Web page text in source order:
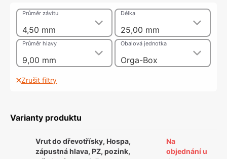
4,50 mm
Průměr závitu
25,00 mm
Délka
9,00 mm
Průměr hlavy
Orga-Box
Obalová jednotka
Zrušit filtry
Varianty produktu
Vrut do dřevotřísky, Hospa,
zápustná hlava, PZ, pozink,
Na
objednání u